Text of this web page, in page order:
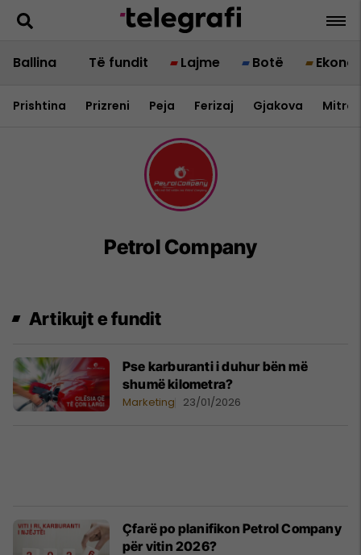
Ballina Të fundit Lajme Botë
Prishtina Prizreni Peja Ferizaj Gjakova
Petrol Company
Artikujt e fundit
Pse karburanti i duhur bën më
shumë kilometra?
Marketing 23/01/2026
Çfarë po planifikon Petrol Company
për vitin 2026?